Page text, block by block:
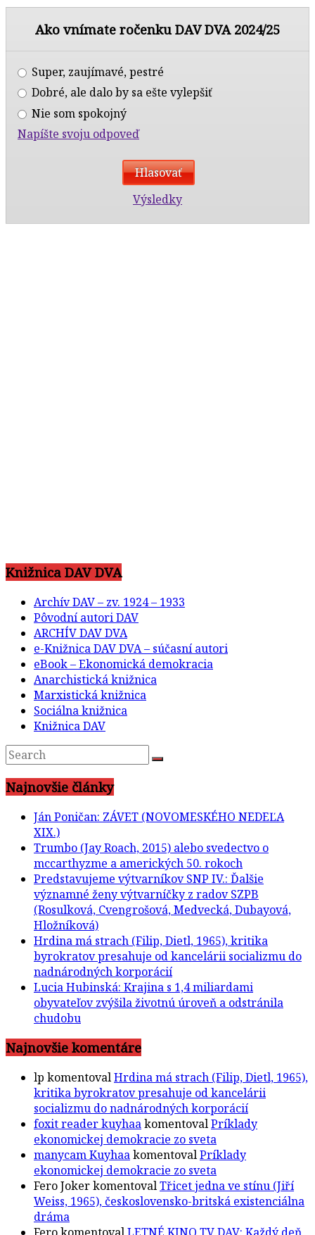
Ako vnímate ročenku DAV DVA 2024/25
Super, zaujímavé, pestré
Dobré, ale dalo by sa ešte vylepšiť
Nie som spokojný
Napíšte svoju odpoveď
Výsledky
Knižnica DAV DVA
Archív DAV – zv. 1924 – 1933
Pôvodní autori DAV
ARCHÍV DAV DVA
e-Knižnica DAV DVA – súčasní autori
eBook – Ekonomická demokracia
Anarchistická knižnica
Marxistická knižnica
Sociálna knižnica
Knižnica DAV
Najnovšie články
Ján Poničan: ZÁVET (NOVOMESKÉHO NEDEĽA
XIX.)
Trumbo (Jay Roach, 2015) alebo svedectvo o
mccarthyzme a amerických 50. rokoch
Predstavujeme výtvarníkov SNP IV.: Ďalšie
významné ženy výtvarníčky z radov SZPB
(Rosulková, Cvengrošová, Medvecká, Dubayová,
Hložníková)
Hrdina má strach (Filip, Dietl, 1965), kritika
byrokratov presahuje od kancelárii socializmu do
nadnárodných korporácií
Lucia Hubinská: Krajina s 1,4 miliardami
obyvateľov zvýšila životnú úroveň a odstránila
chudobu
Najnovšie komentáre
lp komentovalHrdina má strach (Filip, Dietl, 1965),
kritika byrokratov presahuje od kancelárii
socializmu do nadnárodných korporácií
foxit reader kuyhaakomentovalPríklady
ekonomickej demokracie zo sveta
manycam KuyhaakomentovalPríklady
ekonomickej demokracie zo sveta
Fero JokerkomentovalTřicet jedna ve stínu (Jiří
Weiss, 1965), československo-britská existenciálna
dráma